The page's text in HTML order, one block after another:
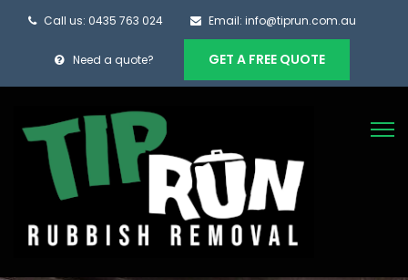
Call us: 0435 763 024 Email: info@tiprun.com.au
Need a quote? GET A FREE QUOTE